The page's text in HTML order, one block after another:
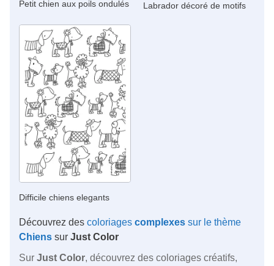
Petit chien aux poils ondulés Labrador décoré de motifs
Difficile chiens elegants
Découvrez des coloriages complexes sur le thème
Chiens sur Just Color
Sur Just Color, découvrez des coloriages créatifs,